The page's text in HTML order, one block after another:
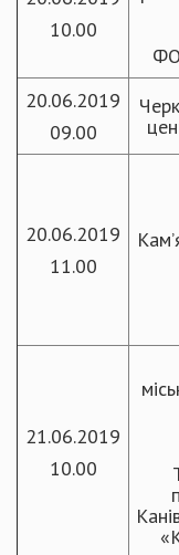
10.00
20.06.2019
09.00
20.06.2019
11.00
21.06.2019
10.00